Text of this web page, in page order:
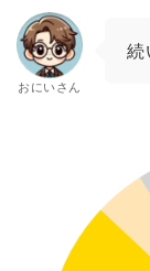
おにいさん
続